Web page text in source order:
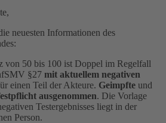
neuesten Informationen des
von 50 bis 100 ist Doppel im Regelfall
§27 mit aktuellem negativen
einen Teil der Akteure. Geimpfte und
ausgenommen. Die Vorlage
Testergebnisses liegt in der
Person.